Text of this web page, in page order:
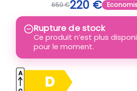
650€220 €
Rupture de stock
Ce produit n’est plus
pour le moment.